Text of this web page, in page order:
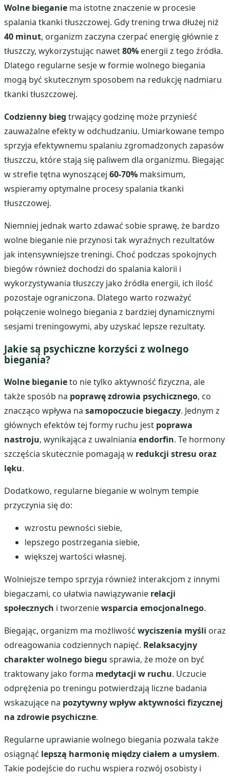
Wolne bieganie ma istotne znaczenie w procesie
spalania tkanki tłuszczowej. Gdy trening trwa dłużej niż
40 minut, organizm zaczyna czerpać energię głównie z
tłuszczy, wykorzystując nawet80% energii z tego źródła.
Dlatego regularne sesje w formie wolnego biegania
mogą być skutecznym sposobem na redukcję nadmiaru
tkanki tłuszczowej.
Codzienny bieg trwający godzinę może przynieść
zauważalne efekty w odchudzaniu. Umiarkowane tempo
sprzyja efektywnemu spalaniu zgromadzonych zapasów
tłuszczu, które stają się paliwem dla organizmu. Biegając
w strefie tętna wynoszącej 60-70% maksimum,
wspieramy optymalne procesy spalania tkanki
tłuszczowej.
Niemniej jednak warto zdawać sobie sprawę, że bardzo
wolne bieganie nie przynosi tak wyraźnych rezultatów
jak intensywniejsze treningi. Choć podczas spokojnych
biegów również dochodzi do spalania kalorii i
wykorzystywania tłuszczy jako źródła energii, ich ilość
pozostaje ograniczona. Dlatego warto rozważyć
połączenie wolnego biegania z bardziej dynamicznymi
sesjami treningowymi, aby uzyskać lepsze rezultaty.
Jakie są psychiczne korzyści z wolnego
biegania?
Wolne bieganieto nie tylko aktywność fizyczna, ale
także sposób na poprawę zdrowia psychicznego, co
znacząco wpływa na samopoczucie biegaczy. Jednym z
głównych efektów tej formy ruchu jest poprawa
nastroju, wynikająca z uwalniania endorfin. Te hormony
szczęścia skutecznie pomagają w redukcji stresu oraz
lęku.
Dodatkowo, regularne bieganie w wolnym tempie
przyczynia się do:
wzrostu pewności siebie,
lepszego postrzegania siebie,
większej wartości własnej.
Wolniejsze tempo sprzyja również interakcjom z innymi
biegaczami, co ułatwia nawiązywanie relacji
społecznych i tworzeniewsparcia emocjonalnego.
Biegając, organizm ma możliwość wyciszenia myśli oraz
odreagowania codziennych napięć. Relaksacyjny
charakter wolnego biegu sprawia, że może on być
traktowany jako forma medytacji w ruchu. Uczucie
odprężenia po treningu potwierdzają liczne badania
wskazujące na pozytywny wpływ aktywności fizycznej
na zdrowie psychiczne.
Regularne uprawianie wolnego biegania pozwala także
osiągnąć lepszą harmonię między ciałem a umysłem.
Takie podejście do ruchu wspiera rozwój osobisty i